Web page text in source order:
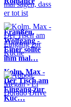
Franßen,
Wolfgang -
Einer sollte
ihm mal…
Kolm, Max -
Der Tisch am
Eingang zur
Küc…